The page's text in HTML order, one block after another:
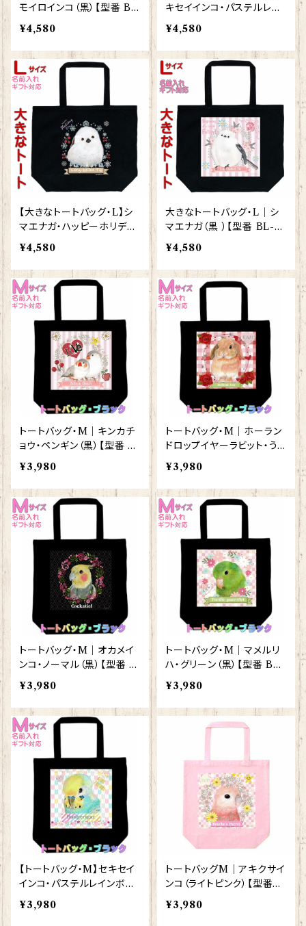
モイロインコ（黒）【型番 BL
-89】きゃぴあーと KYAPIA
rt
¥4,580
キセイインコ・パステルレイ
ンボー（ライトピンク）【型番
BLLP-68】
¥4,580
【大きなトートバッグ・L】シ
マエナガ・ハッピーホリデー
（ブラック）【型番 BL-116】
きゃぴあーと KYAPIArt し
まえなが プレゼント ギフト
¥4,580
大きなトートバッグ・L｜シ
マエナガ（黒 ）【型番 BL-14
8】KYAPIArt きゃぴあーと
ピンク しまえなが プレゼン
ト ギフト しまえなが プレゼ
ント ギフト
¥4,580
トートバッグ・M｜キンカチ
ョウ・ペンギン（黒）【型番 B
M-142】
¥3,980
トートバッグ・M｜ホーラン
ドロップイヤーラビット・うさ
ぎ（黒）【型番 BM-139】
¥3,980
トートバッグ・M｜オカメイ
ンコ・ノーマル（黒）【型番 B
M-65】
¥3,980
トートバッグ・M｜マメルリ
ハ・グリーン（黒）【型番 BM
-135】
¥3,980
【トートバッグ・M】セキセイ
インコ・パステルレインボー
（黒）【型番 BM-123】
¥3,980
トートバッグM｜アキクサイ
ンコ（ライトピンク）【型番B
MLP-138】
¥3,980